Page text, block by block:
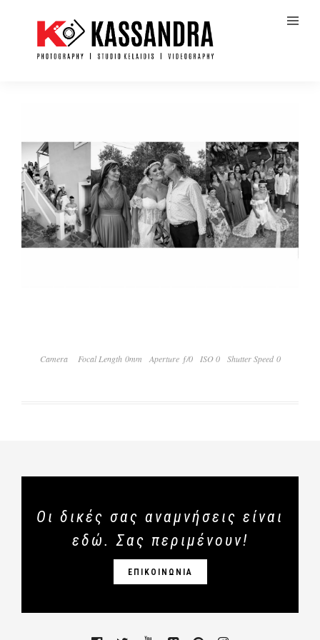
Camera Focal Length 0mm Aperture ƒ/0 ISO 0 Shutter Speed 0
Οι δικές σας αναμνήσεις είναι
εδώ. Σας περιμένουν!
ΕΠΙΚΟΙΝΩΝΙΑ